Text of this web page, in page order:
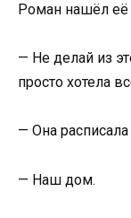
Роман нашёл её
— Не делай из
просто хотела
— Она
— Наш дом.